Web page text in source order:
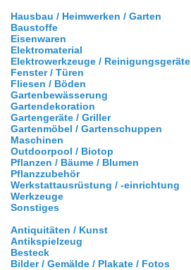
Hausbau / Heimwerken / Garten
Baustoffe
Eisenwaren
Elektromaterial
Elektrowerkzeuge / Reinigungsgeräte
Fenster / Türen
Fliesen / Böden
Gartenbewässerung
Gartendekoration
Gartengeräte / Griller
Gartenmöbel / Gartenschuppen
Maschinen
Outdoorpool / Biotop
Pflanzen / Bäume / Blumen
Pflanzzubehör
Werkstattausrüstung / -einrichtung
Werkzeuge
Sonstiges
Antiquitäten / Kunst
Antikspielzeug
Besteck
Bilder / Gemälde / Plakate / Fotos